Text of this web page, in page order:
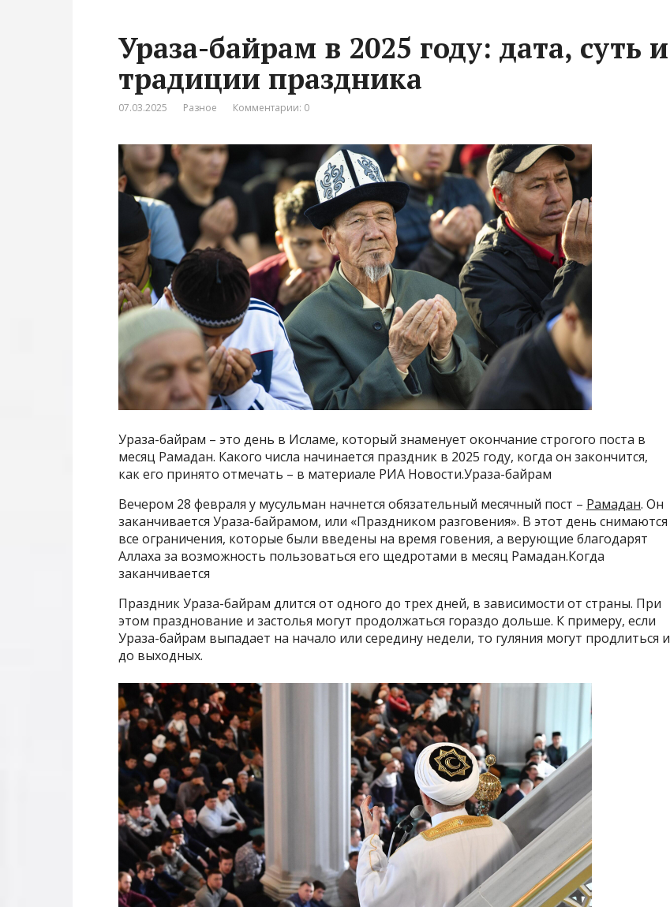
Ураза-байрам в 2025 году: дата, суть и
традиции праздника
07.03.2025 Разное Комментарии: 0
Ураза-байрам – это день в Исламе, который знаменует окончание строгого поста в
месяц Рамадан. Какого числа начинается праздник в 2025 году, когда он закончится,
как его принято отмечать – в материале РИА Новости.Ураза-байрам
Вечером 28 февраля у мусульман начнется обязательный месячный пост – Рамадан. Он
заканчивается Ураза-байрамом, или «Праздником разговения». В этот день снимаются
все ограничения, которые были введены на время говения, а верующие благодарят
Аллаха за возможность пользоваться его щедротами в месяц Рамадан.Когда
заканчивается
Праздник Ураза-байрам длится от одного до трех дней, в зависимости от страны. При
этом празднование и застолья могут продолжаться гораздо дольше. К примеру, если
Ураза-байрам выпадает на начало или середину недели, то гуляния могут продлиться и
до выходных.